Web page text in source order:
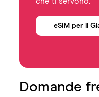
eSIM per il
Domande